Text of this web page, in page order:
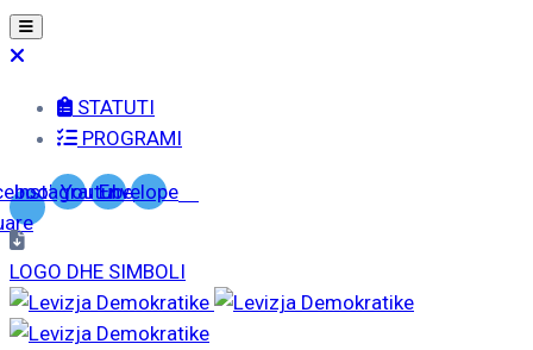
STATUTI
PROGRAMI
Instagram
YoutubeEnvelope
LOGO DHE SIMBOLI